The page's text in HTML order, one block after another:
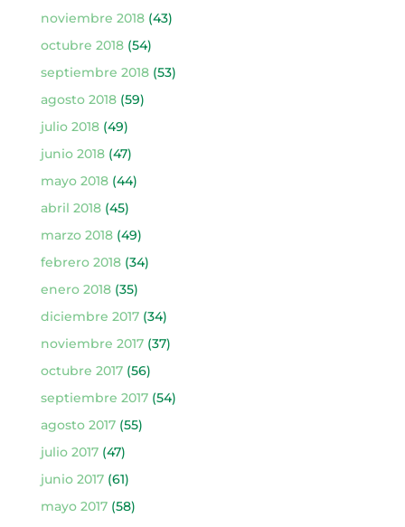
noviembre 2018(43)
octubre 2018(54)
septiembre 2018(53)
agosto 2018(59)
julio 2018(49)
junio 2018(47)
mayo 2018(44)
abril 2018(45)
marzo 2018(49)
febrero 2018(34)
enero 2018(35)
diciembre 2017(34)
noviembre 2017(37)
octubre 2017(56)
septiembre 2017(54)
agosto 2017(55)
julio 2017(47)
junio 2017(61)
mayo 2017(58)